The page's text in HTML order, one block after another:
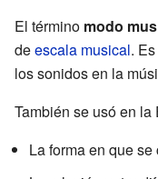
El término modo
deescala musical.
los sonidos en la
También se usó en
La forma en que